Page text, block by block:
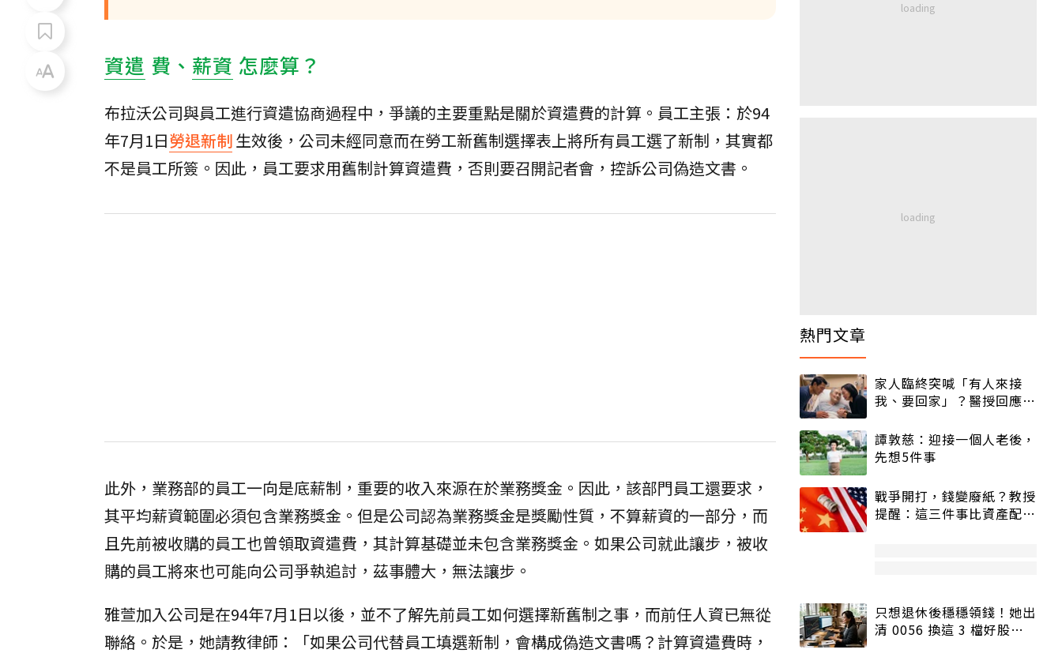
資遣 費、 薪資 怎麼算？
布拉沃公司與員工進行資遣協商過程中，爭議的主要重點是關於資遣費的計算。員工主張：於94
年7月1日勞退新制生效後，公司未經同意而在勞工新舊制選擇表上將所有員工選了新制，其實都
不是員工所簽。因此，員工要求用舊制計算資遣費，否則要召開記者會，控訴公司偽造文書。
此外，業務部的員工一向是底薪制，重要的收入來源在於業務獎金。因此，該部門員工還要求，
其平均薪資範圍必須包含業務獎金。但是公司認為業務獎金是獎勵性質，不算薪資的一部分，而
且先前被收購的員工也曾領取資遣費，其計算基礎並未包含業務獎金。如果公司就此讓步，被收
購的員工將來也可能向公司爭執追討，茲事體大，無法讓步。
雅萱加入公司是在94年7月1日以後，並不了解先前員工如何選擇新舊制之事，而前任人資已無從
聯絡。於是，她請教律師：「如果公司代替員工填選新制，會構成偽造文書嗎？計算資遣費時，
熱門文章
家人臨終突喊「有人來接
我、要回家」？醫授回應方
譚敦慈：迎接一個人老後，
先想5件事
戰爭開打，錢變廢紙？教授
提醒：這三件事比資產配置
只想退休後穩穩領錢！她出
清 0056 換這 3 檔好股：